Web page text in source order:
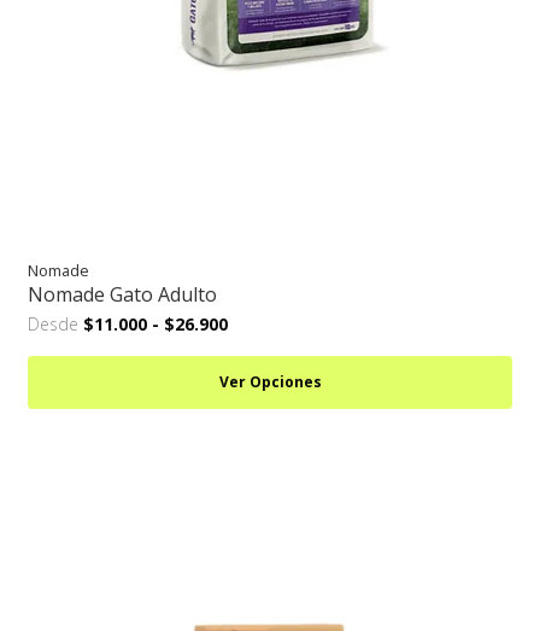
Nomade
Nomade Gato Adulto
Desde $11.000 - $26.900
Ver Opciones